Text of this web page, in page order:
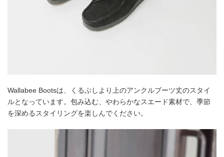
Wallabee Bootsは、くるぶしより上のアンクルブーツ丈のスタイ
ルとなっています。包み込む、やわらかなスエード素材で、季節
を深めるスタイリングを楽しんでください。